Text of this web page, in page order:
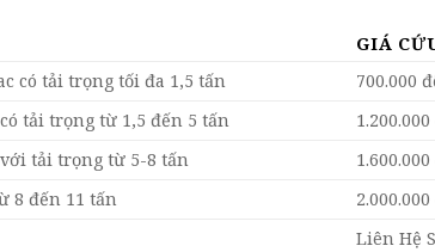
GIÁ
có tải trọng tối đa 1,5 tấn
700.000
tải trọng từ 1,5 đến 5 tấn
tải trọng từ 5-8 tấn
8 đến 11 tấn
Liên Hệ